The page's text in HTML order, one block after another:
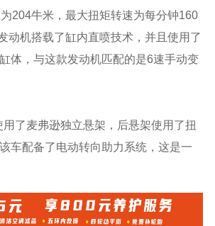
204牛米，最大扭矩转速为每分钟160
动机搭载了缸内直喷技术，并且使用了
体，与这款发动机匹配的是6速手动变
了麦弗逊独立悬架，后悬架使用了扭
车配备了电动转向助力系统，这是一